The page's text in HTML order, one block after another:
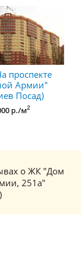
проспекте
Армии"
Посад)
р./м2
о ЖК "Дом
251а"